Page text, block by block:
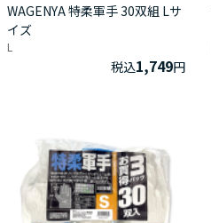
WAGENYA 特柔軍手 30双組 Lサ
イズ
L
税込1,749円